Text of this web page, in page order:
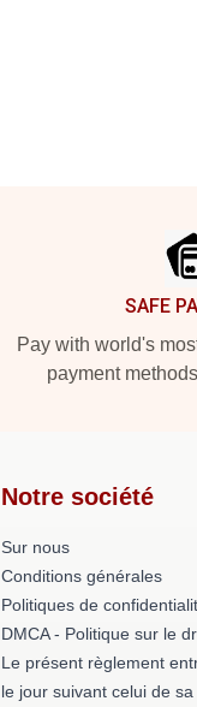
SAFE
Pay with world's
payment
Notre société
Sur nous
Conditions générales
Politiques de
DMCA - Politique sur le
Le présent règlement
le jour suivant celui de